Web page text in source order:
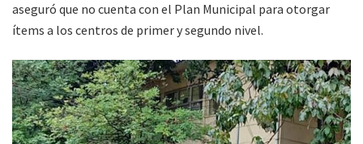
aseguró que no cuenta con el Plan Municipal para otorgar
ítems a los centros de primer y segundo nivel.